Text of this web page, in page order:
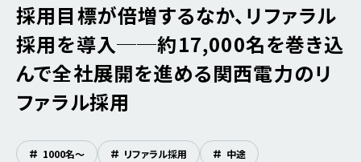
採用目標が倍増するなか、リファラル
採用を導入──約17,000名を巻き込
んで全社展開を進める関西電力のリ
ファラル採用
# 1000名〜 # リファラル採用 # 中途